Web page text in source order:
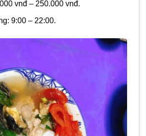
vnđ – 250.000 vnđ.
9:00 – 22:00.